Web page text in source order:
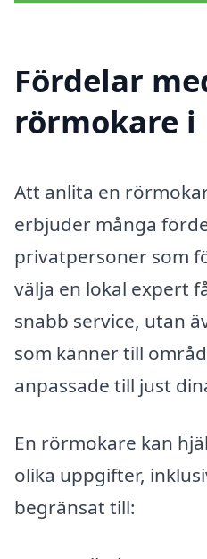
Fördelar
rörmokare i
Att anlita en
erbjuder många
privatpersoner som
välja en lokal expert
snabb service, utan
som känner till
anpassade till just
En rörmokare kan
olika uppgifter,
begränsat till: